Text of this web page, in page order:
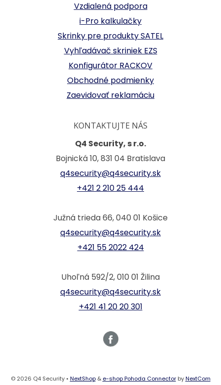
Vzdialená podpora
i-Pro kalkulačky
Skrinky pre produkty SATEL
Vyhľadávač skriniek EZS
Konfigurátor RACKOV
Obchodné podmienky
Zaevidovať reklamáciu
KONTAKTUJTE NÁS
Q4 Security, s r.o.
Bojnická 10, 831 04 Bratislava
q4security@q4security.sk
+421 2 210 25 444
Južná trieda 66, 040 01 Košice
q4security@q4security.sk
+421 55 2022 424
Uhoľná 592/2, 010 01 Žilina
q4security@q4security.sk
+421 41 20 20 301
© 2026 Q4 Security • NextShop& e-shop Pohoda ConnectorbyNextCom